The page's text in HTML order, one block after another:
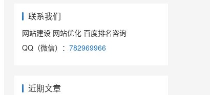
联系我们
网站建设 网站优化 百度排名咨询
QQ（微信）： 782969966
近期文章